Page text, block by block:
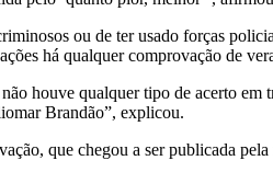
ou de ter usado forças
há qualquer comprovação de
houve qualquer tipo de acerto em
Brandão”, explicou.
que chegou a ser publicada